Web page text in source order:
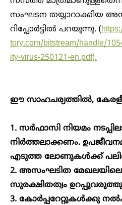
സംഘടന തയ്യാറാക്കിയ
റിപ്പോർട്ടിൽ പറയുന്നു. (
tory.com/bitstream/handle/
ity-virus-250121-en.pdf).
ഈ സാഹചര്യത്തിൽ,
1. സർഫാസി നിയമം
നിർത്തലാക്കണം.
എടുത്ത ലോണുകൾക്ക്
2. അസംഘടിത
സുരക്ഷിതത്വം
3. കോർപ്പറേറ്റുകൾക്കു